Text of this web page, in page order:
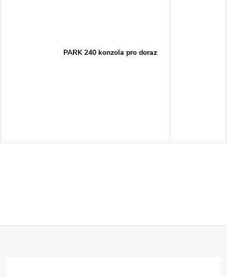
PARK 240 konzola pro doraz